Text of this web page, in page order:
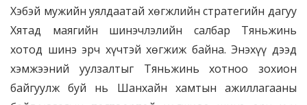
Хэбэй мужийн уялдаатай хөгжлийн стратегийн дагуу
Хятад маягийн шинэчлэлийн салбар Тяньжинь
хотод шинэ эрч хүчтэй хөгжиж байна. Энэхүү дээд
хэмжээний уулзалтыг Тяньжинь хотноо зохион
байгуулж буй нь Шанхайн хамтын ажиллагааны